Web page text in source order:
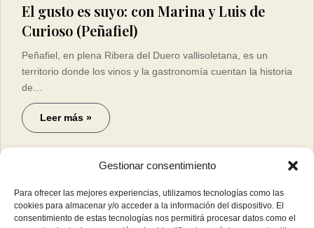
Gestionar consentimiento
Para ofrecer las mejores experiencias, utilizamos tecnologías como las
cookies para almacenar y/o acceder a la información del dispositivo. El
consentimiento de estas tecnologías nos permitirá procesar datos como el
El gusto es suyo: con Marina y Luis de
Curioso (Peñafiel)
Peñafiel, en plena Ribera del Duero vallisoletana, es un
territorio donde los vinos y la gastronomía cuentan la historia
de…
Leer más »